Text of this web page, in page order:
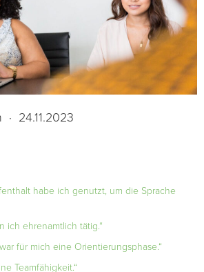
· 24.11.2023
habe ich genutzt, um die Sprache
ich ehrenamtlich tätig.“
für mich eine Orientierungsphase.“
Teamfähigkeit.“